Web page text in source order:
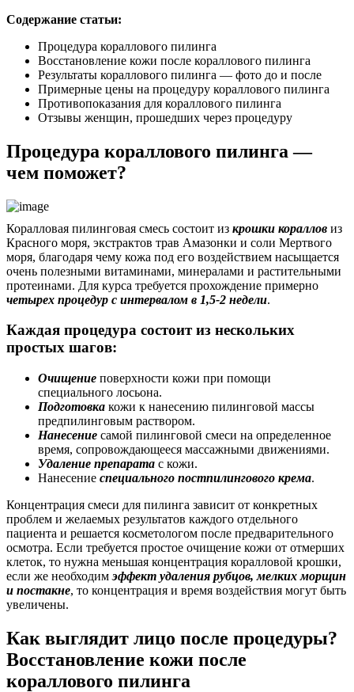
Содержание статьи:
Процедура кораллового пилинга
Восстановление кожи после кораллового пилинга
Результаты кораллового пилинга — фото до и после
Примерные цены на процедуру кораллового пилинга
Противопоказания для кораллового пилинга
Отзывы женщин, прошедших через процедуру
Процедура кораллового пилинга —
чем поможет?
Коралловая пилинговая смесь состоит из крошки кораллов из
Красного моря, экстрактов трав Амазонки и соли Мертвого
моря, благодаря чему кожа под его воздействием насыщается
очень полезными витаминами, минералами и растительными
протеинами. Для курса требуется прохождение примерно
четырех процедур с интервалом в 1,5-2 недели.
Каждая процедура состоит из нескольких
простых шагов:
Очищение поверхности кожи при помощи
специального лосьона.
Подготовка кожи к нанесению пилинговой массы
предпилинговым раствором.
Нанесение самой пилинговой смеси на определенное
время, сопровождающееся массажными движениями.
Удаление препарата с кожи.
Нанесение специального постпилингового крема.
Концентрация смеси для пилинга зависит от конкретных
проблем и желаемых результатов каждого отдельного
пациента и решается косметологом после предварительного
осмотра. Если требуется простое очищение кожи от отмерших
клеток, то нужна меньшая концентрация коралловой крошки,
если же необходимэффект удаления рубцов, мелких морщин
и постакне, то концентрация и время воздействия могут быть
увеличены.
Как выглядит лицо после процедуры?
Восстановление кожи после
кораллового пилинга